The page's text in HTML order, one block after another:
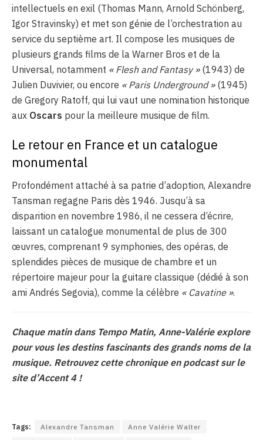
intellectuels en exil (Thomas Mann, Arnold Schönberg,
Igor Stravinsky) et met son génie de l’orchestration au
service du septième art. Il compose les musiques de
plusieurs grands films de la Warner Bros et de la
Universal, notamment « Flesh and Fantasy »(1943) de
Julien Duvivier, ou encore « Paris Underground »(1945)
de Gregory Ratoff, qui lui vaut une nomination historique
aux Oscars pour la meilleure musique de film.
Le retour en France et un catalogue
monumental
Profondément attaché à sa patrie d’adoption, Alexandre
Tansman regagne Paris dès 1946. Jusqu’à sa
disparition en novembre 1986, il ne cessera d’écrire,
laissant un catalogue monumental de plus de 300
œuvres, comprenant 9 symphonies, des opéras, de
splendides pièces de musique de chambre et un
répertoire majeur pour la guitare classique (dédié à son
ami Andrés Segovia), comme la célèbre « Cavatine ».
Chaque matin dans Tempo Matin, Anne-Valérie explore
pour vous les destins fascinants des grands noms de la
musique. Retrouvez cette chronique en podcast sur le
site d’Accent 4 !
Tags: Alexandre Tansman
Anne Valérie Walter